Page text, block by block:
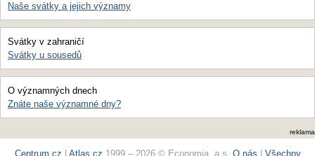
Naše svátky a jejich významy
Svátky v zahraničí
Svátky u sousedů
O významných dnech
Znáte naše významné dny?
reklama
Centrum.cz Atlas.cz 1999 – 2026 © Economia, a.s. O nás Všechny